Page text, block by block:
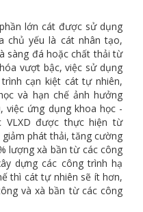
lớn cát được sử dụng
chủ yếu là cát nhân tạo,
sàng đá hoặc chất thải từ
vượt bậc, việc sử dụng
cạn kiệt cát tự nhiên,
và hạn chế ảnh hưởng
việc ứng dụng khoa học -
VLXD được thực hiện từ
phát thải, tăng cường
lượng xà bần từ các công
dựng các công trình hạ
thì cát tự nhiên sẽ ít hơn,
và xà bần từ các công